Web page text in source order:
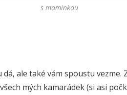
s maminkou
ale také vám spoustu vezme.
mých kamarádek (si asi